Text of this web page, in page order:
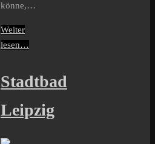
könne,…
Weiter
lesen…
Stadtbad
Leipzig